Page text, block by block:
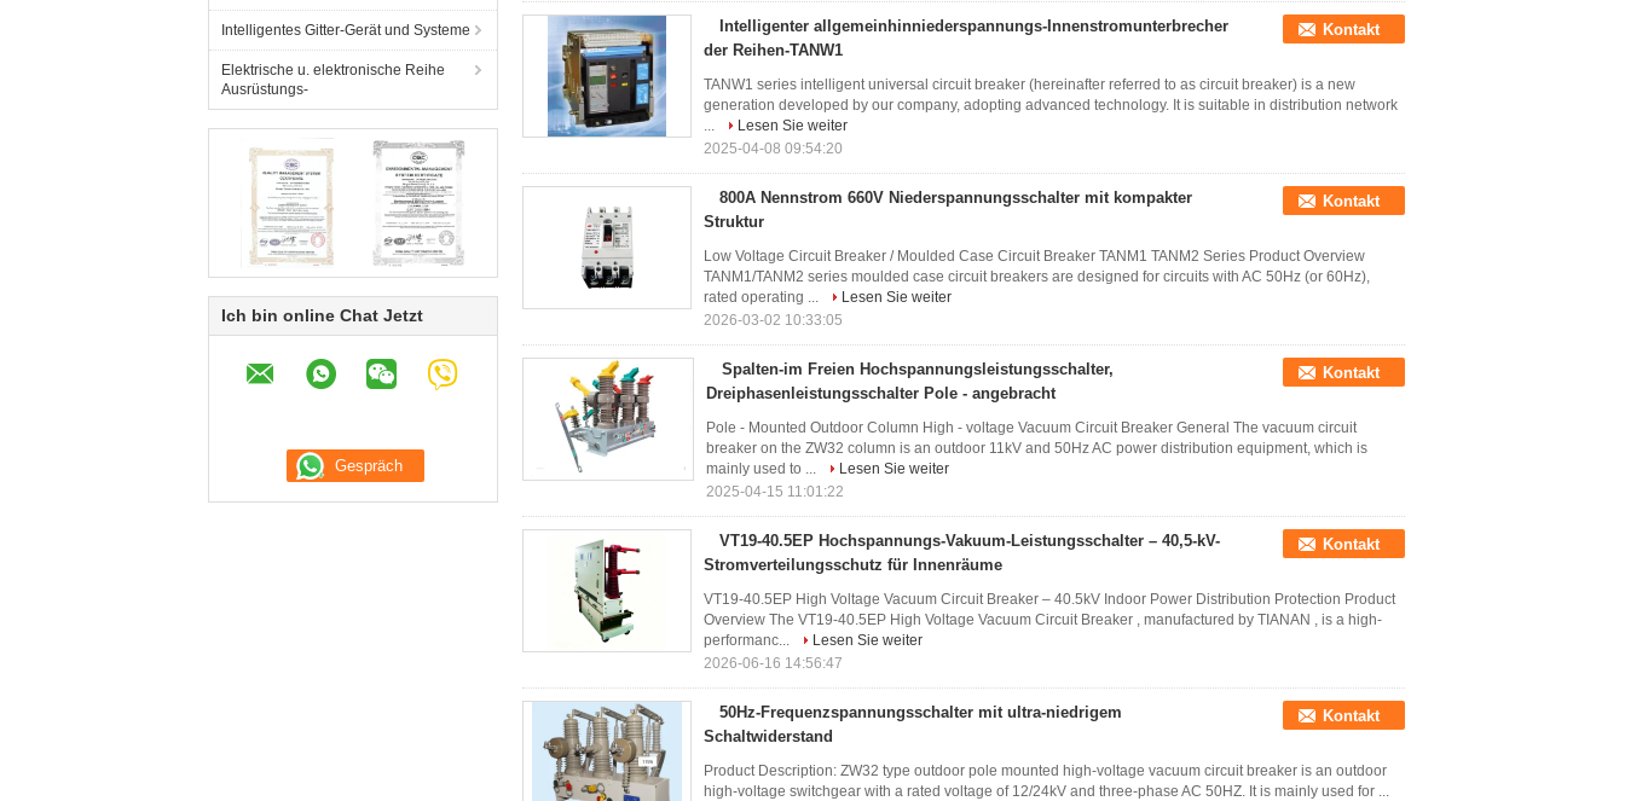
Intelligentes Gitter-Gerät und Systeme
Elektrische u. elektronische Reihe
Ausrüstungs-
Ich bin online Chat Jetzt
Intelligenter allgemeinhinniederspannungs-Innenstromunterbrecher
der Reihen-TANW1
Kontakt
TANW1 series intelligent universal circuit breaker (hereinafter referred to as circuit breaker) is a new
generation developed by our company, adopting advanced technology. It is suitable in distribution network
...
Lesen Sie weiter
2025-04-08 09:54:20
800A Nennstrom 660V Niederspannungsschalter mit kompakter
Struktur
Kontakt
Low Voltage Circuit Breaker / Moulded Case Circuit Breaker TANM1 TANM2 Series Product Overview
TANM1/TANM2 series moulded case circuit breakers are designed for circuits with AC 50Hz (or 60Hz),
rated operating ...
Lesen Sie weiter
2026-03-02 10:33:05
Spalten-im Freien Hochspannungsleistungsschalter,
Dreiphasenleistungsschalter Pole - angebracht
Kontakt
Pole - Mounted Outdoor Column High - voltage Vacuum Circuit Breaker General The vacuum circuit
breaker on the ZW32 column is an outdoor 11kV and 50Hz AC power distribution equipment, which is
mainly used to ...
Lesen Sie weiter
2025-04-15 11:01:22
VT19-40.5EP Hochspannungs-Vakuum-Leistungsschalter – 40,5-kV-
Stromverteilungsschutz für Innenräume
Kontakt
VT19-40.5EP High Voltage Vacuum Circuit Breaker – 40.5kV Indoor Power Distribution Protection Product
Overview The VT19-40.5EP High Voltage Vacuum Circuit Breaker , manufactured by TIANAN , is a high-
performanc...
Lesen Sie weiter
2026-06-16 14:56:47
50Hz-Frequenzspannungsschalter mit ultra-niedrigem
Schaltwiderstand
Kontakt
Product Description: ZW32 type outdoor pole mounted high-voltage vacuum circuit breaker is an outdoor
high-voltage switchgear with a rated voltage of 12/24kV and three-phase AC 50HZ. It is mainly used for ...